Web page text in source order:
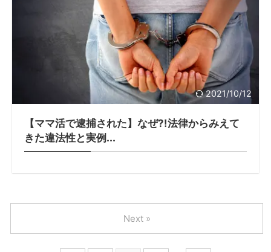
2021/10/12
【ママ活で逮捕された】なぜ?!法律からみえて
きた違法性と実例...
Next »